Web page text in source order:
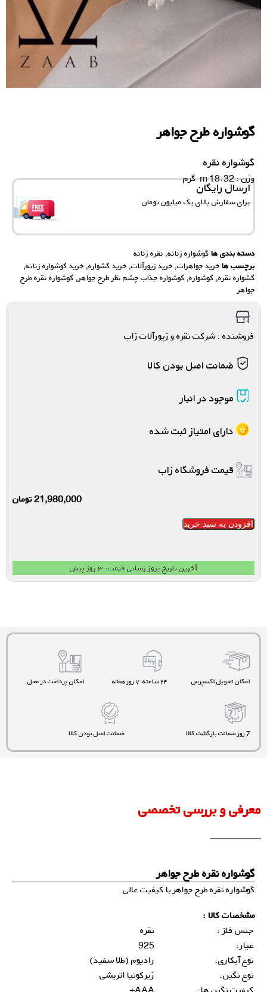
گوشواره طرح جواهر
گوشواره نقره
وزن : 18.32 m گرم
ارسال رایگان
برای سفارش‌ بالای یک میلیون تومان
دسته بندی ها گوشواره زنانه, نقره زنانه
برچسب ها خرید جواهرات, خرید زیورآلات, خرید گشواره, خرید گوشواره زنانه,
گشواره نقره, گوشواره, گوشواره جذاب چشم نظر طرح جواهر, گوشواره نقره طرح
جواهر
فروشنده : شرکت نقره و زیورآلات زاب
ضمانت اصل بودن کالا
موجود در انبار
دارای امتیاز ثبت شده
قیمت فروشگاه زاب
21,980,000تومان
افزودن به سبد خرید
آخرین تاریخ بروز رسانی قیمت: ۳ روز پیش
امکان تحویل اکسپرس ۲۴ ساعته، ۷ روز هفته امکان پرداخت در محل
7 روز ضمانت بازگشت کالا ضمانت اصل بودن کالا
معرفی و بررسی تخصصی
گوشواره نقره طرح جواهر
گوشواره نقره طرح جواهر با کیفیت عالی
مشخصات کالا :
جنس فلز :
نقره
عیار:
925
نوع آبکاری:
رادیوم (طلا سفید)
نوع نگین:
زیرکونیا اتریشی